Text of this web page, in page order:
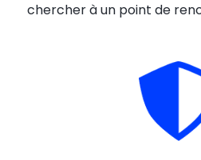
chercher à un point de